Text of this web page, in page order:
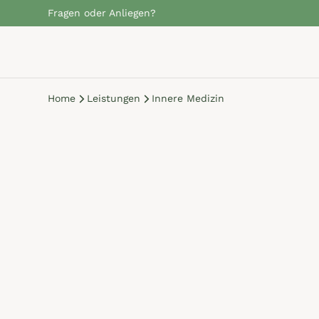
Fragen oder Anliegen?
Home Leistungen Innere Medizin